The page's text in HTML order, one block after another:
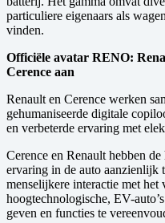
particuliere eigenaars als
vinden.
Officiële avatar RENO:
Cerence aan
Renault en Cerence werken
gehumaniseerde digitale
en verbeterde ervaring met
Cerence en Renault hebben
ervaring in de auto aanzienlijk
menselijkere interactie met
hoogtechnologische, EV-
geven en functies te